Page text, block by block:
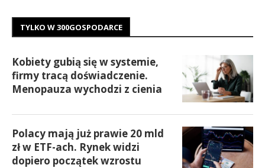
TYLKO W 300GOSPODARCE
Kobiety gubią się w systemie,
firmy tracą doświadczenie.
Menopauza wychodzi z cienia
Polacy mają już prawie 20 mld
zł w ETF-ach. Rynek widzi
dopiero początek wzrostu